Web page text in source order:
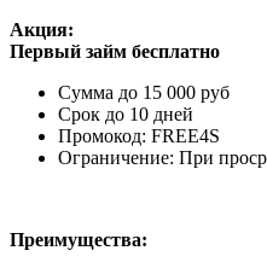
Акция:
Первый займ бесплатно
Сумма до 15 000 руб
Срок до 10 дней
Промокод: FREE4S
Ограничение: При
Преимущества: